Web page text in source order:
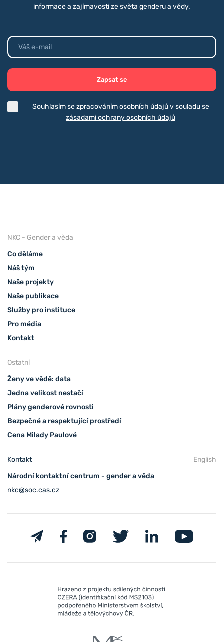
informace a zajímavosti ze světa genderu a vědy.
Zapsat se
Souhlasím se zpracováním osobních údajů v souladu se
zásadami ochrany osobních údajů
NKC - Gender a věda
Co děláme
Náš tým
Naše projekty
Naše publikace
Služby pro instituce
Pro média
Kontakt
Ostatní
Ženy ve vědě: data
Jedna velikost nestačí
Plány genderové rovnosti
Bezpečné a respektující prostředí
Cena Milady Paulové
Kontakt
English
Národní kontaktní centrum - gender a věda
nkc@soc.cas.cz